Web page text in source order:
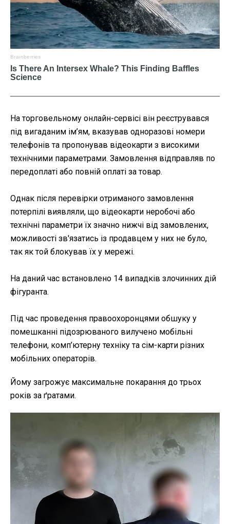
На торговельному онлайн-сервісі він реєструвався
під вигаданим ім’ям, вказував одноразові номери
телефонів та пропонував відеокарти з високими
технічними параметрами. Замовлення відправляв по
передоплаті або повній оплаті за товар.
Однак після перевірки отриманого замовлення
потерпілі виявляли, що відеокарти неробочі або
технічні параметри їх значно нижчі від замовлених,
можливості зв'язатись із продавцем у них не було,
так як той блокував їх у мережі.
На даний час встановлено 14 випадків злочинних дій
фігуранта.
Під час проведення правоохоронцями обшуку у
помешканні підозрюваного вилучено мобільні
телефони, комп’ютерну техніку та сім-карти різних
мобільних операторів.
Йому загрожує максимальне покарання до трьох
років за ґратами.